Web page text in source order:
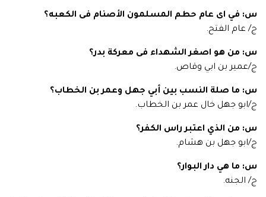
س: في اى عام حطم المسلمون الأصنام فى الكعبه؟
ج/ عام الفتح.
س: من هو اصغر الشهداء فى معركة بدر؟
ج/عمير بن ابي وقاص.
س: ما صلة النسب بين أبي جهل وعمر بن الخطاب؟
ج/ابو جهل خال عمر بن الخطاب.
س: من الذي اعتبر راس الكفر؟
ج/ابو جهل بن هشام.
س: ما هي دار البوار؟
ج/ الجنه.